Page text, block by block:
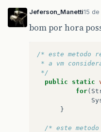
Jeferson_Manetti15
bom por hora
/* este metodo
* a vm
*/
public
static
for(
}
/* este